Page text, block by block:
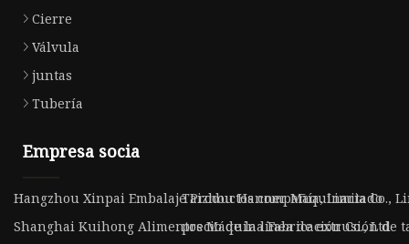
Cierre
Válvula
juntas
Tubería
Empresa socia
Hangzhou Xinpai Embalaje Productos compañía, Limitado
Taizhou Hanner Maquinaria Co.,
Shanghai Kuihong Alimentos Máquina Fabricación Co., Ltd
precio de la línea de extrusión de